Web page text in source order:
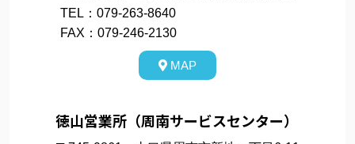
TEL：079-263-8640
FAX：079-246-2130
MAP
徳山営業所（周南サービスセンター）